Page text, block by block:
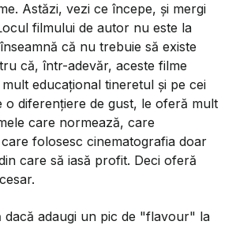
Astăzi, vezi ce începe, și mergi
filmului de autor nu este la
că nu trebuie să existe
că, într-adevăr, aceste filme
educațional tineretul și pe cei
o diferențiere de gust, le oferă mult
care normează, care
folosesc cinematografia doar
care să iasă profit. Deci oferă
dacă adaugi un pic de "flavour" la